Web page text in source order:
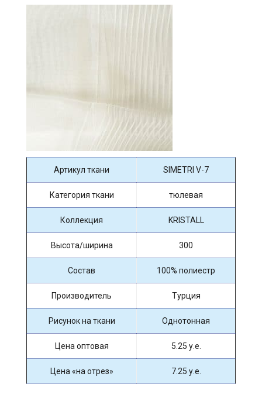
Артикул ткани SIMETRI V-7
Категория ткани тюлевая
Коллекция KRISTALL
Высота/ширина 300
Состав 100% полиестр
Производитель Турция
Рисунок на ткани Однотонная
Цена оптовая 5.25 у.е.
Цена «на отрез» 7.25 у.е.